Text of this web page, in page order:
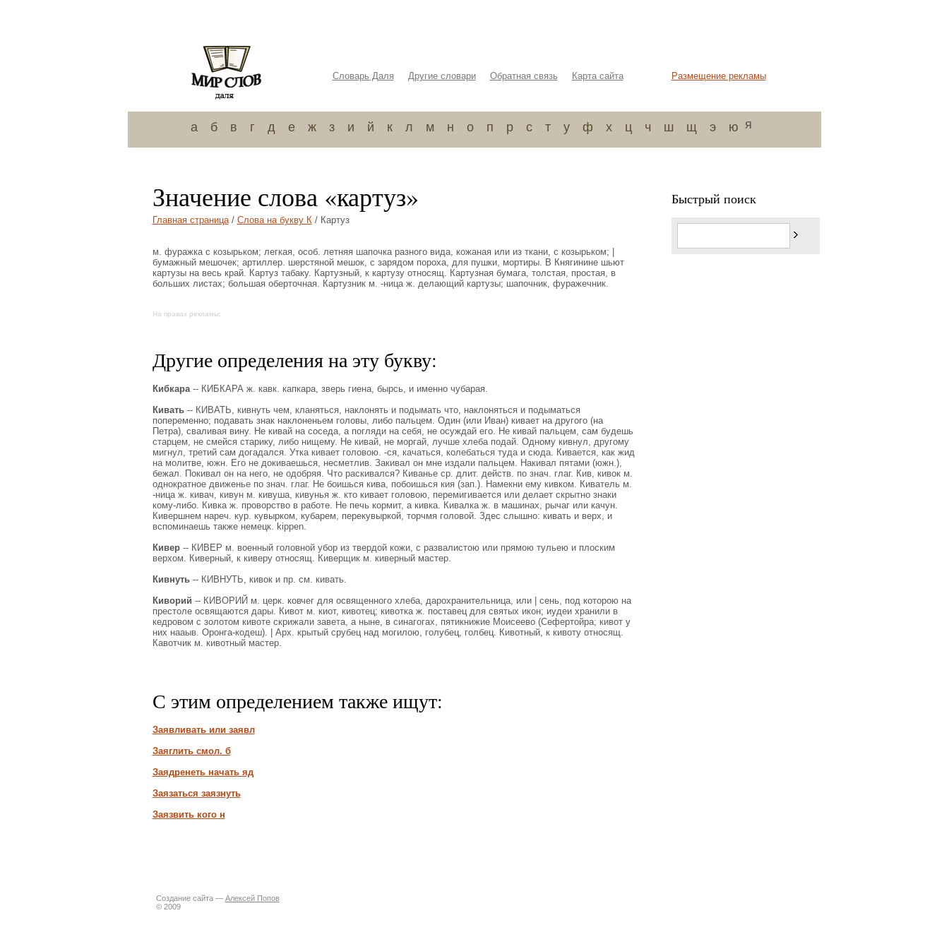
Словарь Даля Другие словари Обратная связь Карта сайта Размещение рекламы
а б в г д е ж з и й к л м н о п р с т у ф х ц ч ш щ э ю я
Значение слова «картуз»
Главная страница/ Слова на букву К/ Картуз
м. фуражка с козырьком; легкая, особ. летняя шапочка разного вида, кожаная или из ткани, с козырьком; |
бумажный мешочек; артиллер. шерстяной мешок, с зарядом пороха, для пушки, мортиры. В Княгинине шьют
картузы на весь край. Картуз табаку. Картузный, к картузу относящ. Картузная бумага, толстая, простая, в
больших листах; большая оберточная. Картузник м. -ница ж. делающий картузы; шапочник, фуражечник.
На правах рекламы:
Другие определения на эту букву:
Кибкара-- КИБКАРА ж. кавк. капкара, зверь гиена, бырсь, и именно чубарая.
Кивать-- КИВАТЬ, кивнуть чем, кланяться, наклонять и подымать что, наклоняться и подыматься
попеременно; подавать знак наклоненьем головы, либо пальцем. Один (или Иван) кивает на другого (на
Петра), сваливая вину. Не кивай на соседа, а погляди на себя, не осуждай его. Не кивай пальцем, сам будешь
старцем, не смейся старику, либо нищему. Не кивай, не моргай, лучше хлеба подай. Одному кивнул, другому
мигнул, третий сам догадался. Утка кивает головою. -ся, качаться, колебаться туда и сюда. Кивается, как жид
на молитве, южн. Его не докиваешься, несметлив. Закивал он мне издали пальцем. Накивал пятами (южн.),
бежал. Покивал он на него, не одобряя. Что раскивался? Киванье ср. длит. действ. по знач. глаг. Кив, кивок м.
однократное движенье по знач. глаг. Не боишься кива, побоишься кия (зап.). Намекни ему кивком. Киватель м.
-ница ж. кивач, кивун м. кивуша, кивунья ж. кто кивает головою, перемигивается или делает скрытно знаки
кому-либо. Кивка ж. проворство в работе. Не печь кормит, а кивка. Кивалка ж. в машинах, рычаг или качун.
Кивершнем нареч. кур. кувырком, кубарем, перекувыркой, торчмя головой. Здес слышно: кивать и верх, и
вспоминаешь также немецк. kippen.
Кивер-- КИВЕР м. военный головной убор из твердой кожи, с развалистою или прямою тульею и плоским
верхом. Киверный, к киверу относящ. Киверщик м. киверный мастер.
Кивнуть-- КИВНУТЬ, кивок и пр. см. кивать.
Киворий -- КИВОРИЙ м. церк. ковчег для освященного хлеба, дарохранительница, или | сень, под которою на
престоле освящаются дары. Кивот м. киот, кивотец; кивотка ж. поставец для святых икон; иудеи хранили в
кедровом с золотом кивоте скрижали завета, а ныне, в синагогах, пятикнижие Моисеево (Сефертойра; кивот у
них нааыв. Оронга-кодеш). | Арх. крытый срубец над могилою, голубец, голбец. Кивотный, к кивоту относящ.
Кавотчик м. кивотный мастер.
С этим определением также ищут:
Заявливать или заявл
Заяглить смол. б
Заядренеть начать яд
Заязаться заязнуть
Заязвить кого н
Быстрый поиск
Создание сайта — Алексей Попов
© 2009